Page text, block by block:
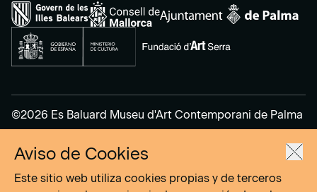
©2026 Es Baluard Museu d'Art Contemporani de Palma
Aviso Legal
Política de Privacidad
Aviso de Cookies
Este sitio web utiliza cookies propias y de terceros